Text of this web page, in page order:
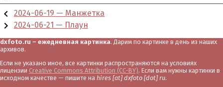
chevron_left 2024-06-19 — Манжетка
chevron_right 2024-06-21 — Плаун
dxfoto.ru – ежедневная картинка. Дарим по картинке в день из наших
архивов.
Если не указано иное, все картинки распространяются на условиях
лицензии Creative Commons Attribution (CC-BY). Если вам нужны картинки в
исходном качестве — пишите на hires [at] dxfoto [dot] ru.